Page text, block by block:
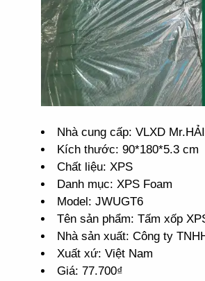
Nhà cung cấp: VLXD Mr.HẢI
Kích thước: 90*180*5.3 cm
Chất liệu: XPS
Danh mục: XPS Foam
Model: JWUGT6
Tên sản phẩm: Tấm xốp
Nhà sản xuất: Công ty
Xuất xứ: Việt Nam
Giá: 77.700₫